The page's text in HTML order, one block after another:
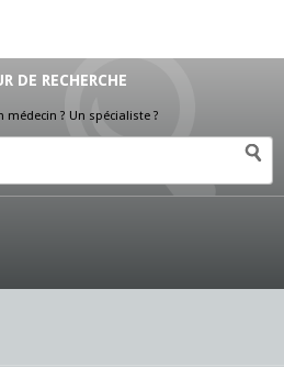
DE RECHERCHE
médecin ? Un spécialiste ?